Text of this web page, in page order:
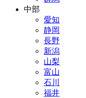
中部
愛知
静岡
長野
新潟
山梨
富山
石川
福井